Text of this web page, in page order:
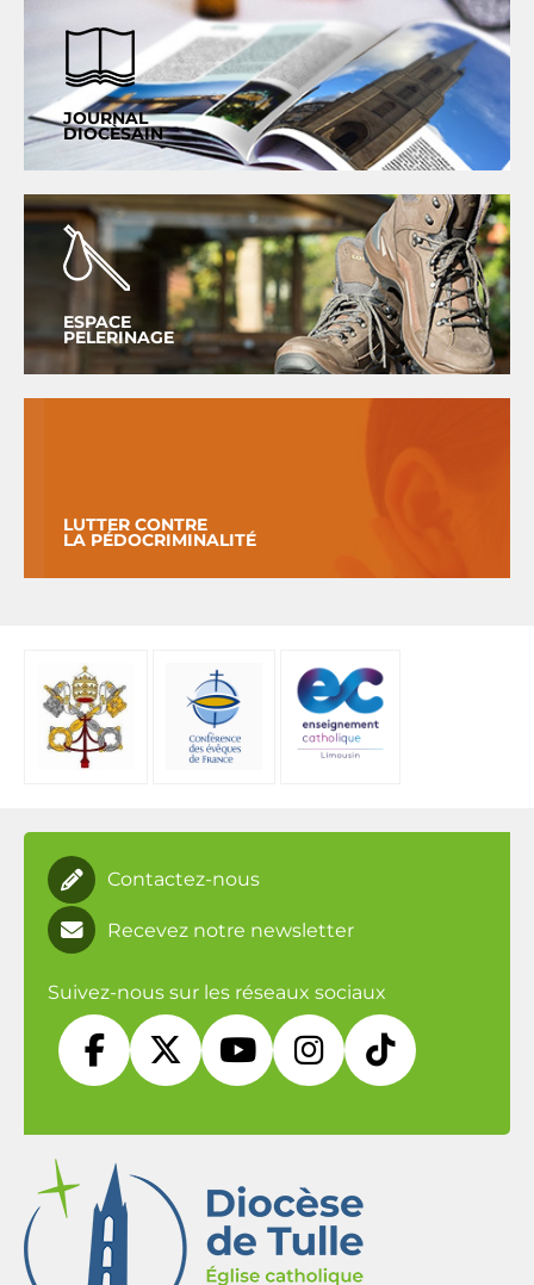
JOURNAL
DIOCÈSAIN
ESPACE
PELERINAGE
LUTTER CONTRE
LA PÉDOCRIMINALITÉ
Contactez-nous
Recevez notre newsletter
Suivez-nous sur les réseaux sociaux
    